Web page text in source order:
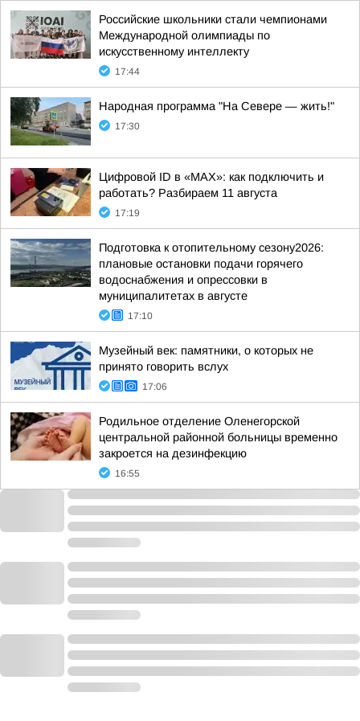
Российские школьники стали чемпионами
Международной олимпиады по
искусственному интеллекту
17:44
Народная программа "На Севере — жить!"
17:30
Цифровой ID в «MAX»: как подключить и
работать? Разбираем 11 августа
17:19
Подготовка к отопительному сезону2026:
плановые остановки подачи горячего
водоснабжения и опрессовки в
муниципалитетах в августе
17:10
Музейный век: памятники, о которых не
принято говорить вслух
17:06
Родильное отделение Оленегорской
центральной районной больницы временно
закроется на дезинфекцию
16:55